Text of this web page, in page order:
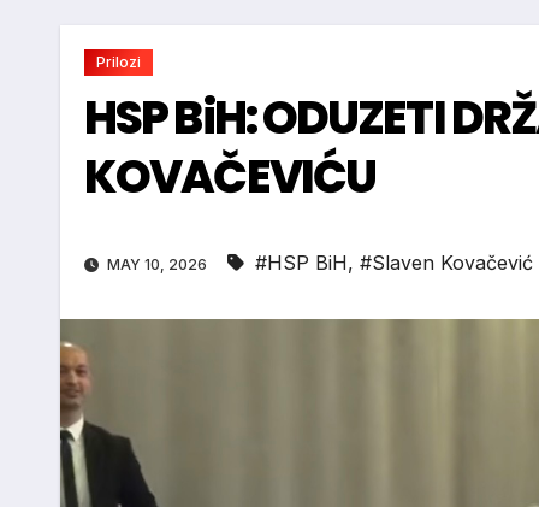
Prilozi
HSP BiH: ODUZETI
KOVAČEVIĆU
MAY 10, 2026 #HSP BiH, #Slaven Kovačević